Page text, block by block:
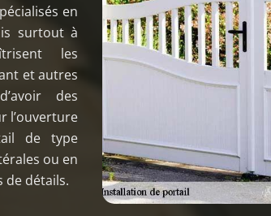
en
surtout à
les
et autres
des
l’ouverture
de type
ou en
de détails.